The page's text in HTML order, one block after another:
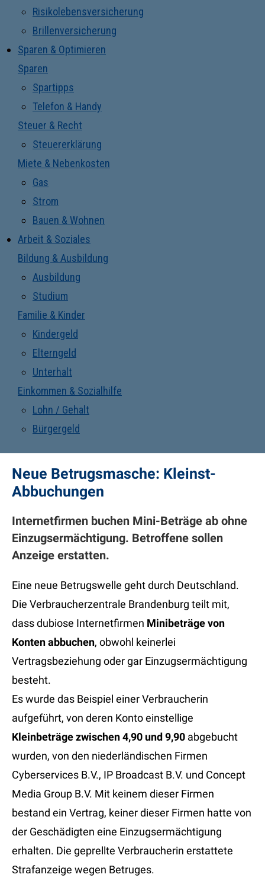
Risikolebensversicherung
Brillenversicherung
Sparen & Optimieren
Sparen
Spartipps
Telefon & Handy
Steuer & Recht
Steuererklärung
Miete & Nebenkosten
Gas
Strom
Bauen & Wohnen
Arbeit & Soziales
Bildung & Ausbildung
Ausbildung
Studium
Familie & Kinder
Kindergeld
Elterngeld
Unterhalt
Einkommen & Sozialhilfe
Lohn / Gehalt
Bürgergeld
Neue Betrugsmasche: Kleinst-
Abbuchungen
Internetfirmen buchen Mini-Beträge ab ohne
Einzugsermächtigung. Betroffene sollen
Anzeige erstatten.
Eine neue Betrugswelle geht durch Deutschland.
Die Verbraucherzentrale Brandenburg teilt mit,
dass dubiose Internetfirmen Minibeträge von
Konten abbuchen, obwohl keinerlei
Vertragsbeziehung oder gar Einzugsermächtigung
besteht.
Es wurde das Beispiel einer Verbraucherin
aufgeführt, von deren Konto einstellige
Kleinbeträge zwischen 4,90 und 9,90 abgebucht
wurden, von den niederländischen Firmen
Cyberservices B.V., IP Broadcast B.V. und Concept
Media Group B.V. Mit keinem dieser Firmen
bestand ein Vertrag, keiner dieser Firmen hatte von
der Geschädigten eine Einzugsermächtigung
erhalten. Die geprellte Verbraucherin erstattete
Strafanzeige wegen Betruges.